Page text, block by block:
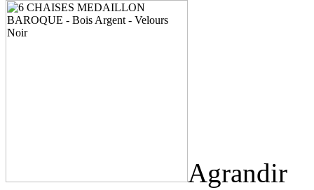
Agrandir